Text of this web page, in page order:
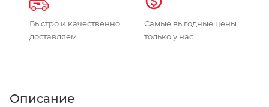
Быстро и качественно
доставляем
Самые выгодные цены
только у нас
Описание